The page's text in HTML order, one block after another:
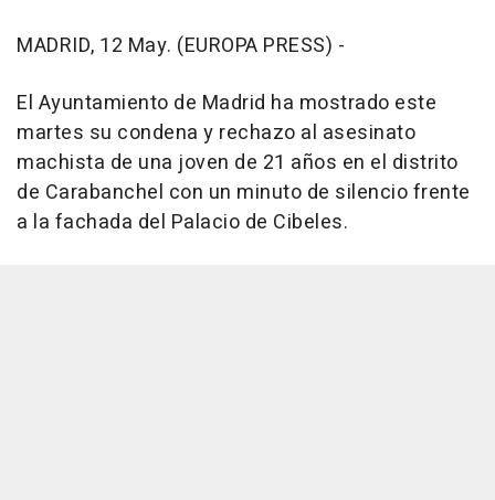
MADRID, 12 May. (EUROPA PRESS) -
El Ayuntamiento de Madrid ha mostrado este
martes su condena y rechazo al asesinato
machista de una joven de 21 años en el distrito
de Carabanchel con un minuto de silencio frente
a la fachada del Palacio de Cibeles.